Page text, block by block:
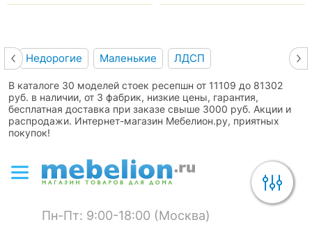
Недорогие Маленькие ЛДСП
В каталоге 30 моделей стоек ресепшн от 11109 до 81302
руб. в наличии, от 3 фабрик, низкие цены, гарантия,
бесплатная доставка при заказе свыше 3000 руб. Акции и
распродажи. Интернет-магазин Мебелион.ру, приятных
покупок!
Пн-Пт: 9:00-18:00 (Москва)